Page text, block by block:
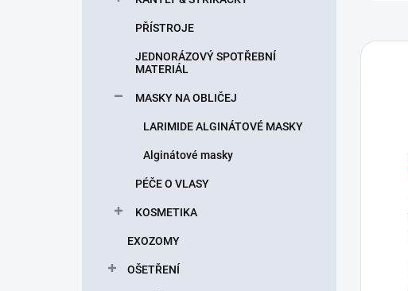
PŘÍSTROJE
JEDNORÁZOVÝ SPOTŘEBNÍ
MATERIÁL
MASKY NA OBLIČEJ
LARIMIDE ALGINÁTOVÉ MASKY
Alginátové masky
PÉČE O VLASY
KOSMETIKA
EXOZOMY
OŠETŘENÍ